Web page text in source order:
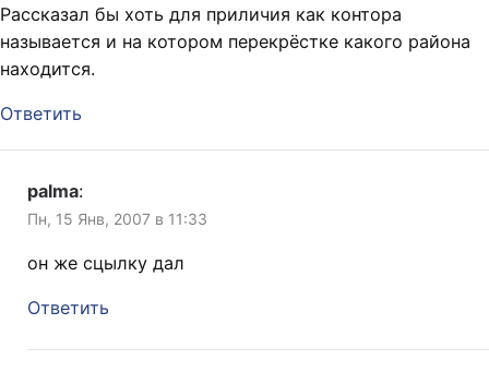
Рассказал бы хоть для приличия как контора
называется и на котором перекрёстке какого района
находится.
Ответить
palma:
Пн, 15 Янв, 2007 в 11:33
он же сцылку дал
Ответить